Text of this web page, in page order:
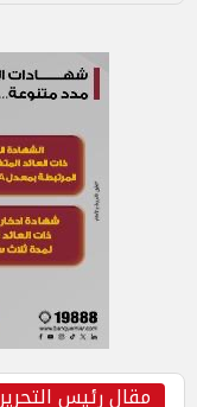
مقال رئيس التحرير